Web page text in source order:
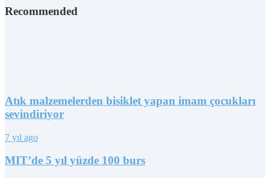
Recommended
Atık malzemelerden bisiklet yapan imam çocukları
sevindiriyor
7 yıl ago
MIT’de 5 yıl yüzde 100 burs